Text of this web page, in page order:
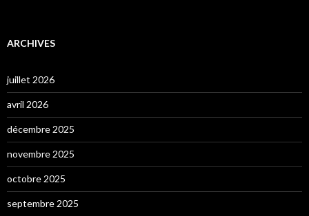
ARCHIVES
juillet 2026
avril 2026
décembre 2025
novembre 2025
octobre 2025
septembre 2025